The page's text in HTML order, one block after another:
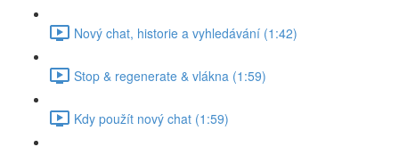
Nový chat, historie a vyhledávání (1:42)
Stop & regenerate & vlákna (1:59)
Kdy použít nový chat (1:59)